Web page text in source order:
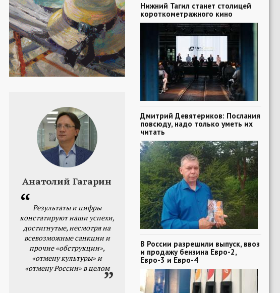
Анатолий Гагарин
Результаты и цифры
констатируют наши успехи,
достигнутые, несмотря на
всевозможные санкции и
прочие «обструкции»,
«отмену культуры» и
«отмену России» в целом
Нижний Тагил станет столицей
короткометражного кино
Дмитрий Девятериков: Послания
повсюду, надо только уметь их
читать
В России разрешили выпуск, ввоз
и продажу бензина Евро-2,
Евро-3 и Евро-4